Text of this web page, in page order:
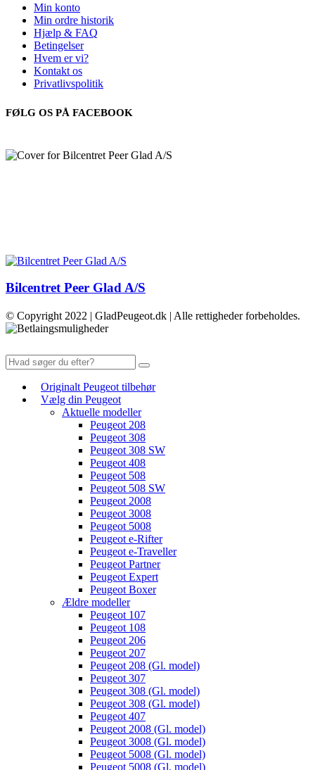
Min konto
Min ordre historik
Hjælp & FAQ
Betingelser
Hvem er vi?
Kontakt os
Privatlivspolitik
FØLG OS PÅ FACEBOOK
Bilcentret Peer Glad A/S
© Copyright 2022 | GladPeugeot.dk | Alle rettigheder forbeholdes.
Originalt Peugeot tilbehør
Vælg din Peugeot
Aktuelle modeller
Peugeot 208
Peugeot 308
Peugeot 308 SW
Peugeot 408
Peugeot 508
Peugeot 508 SW
Peugeot 2008
Peugeot 3008
Peugeot 5008
Peugeot e-Rifter
Peugeot e-Traveller
Peugeot Partner
Peugeot Expert
Peugeot Boxer
Ældre modeller
Peugeot 107
Peugeot 108
Peugeot 206
Peugeot 207
Peugeot 208 (Gl. model)
Peugeot 307
Peugeot 308 (Gl. model)
Peugeot 308 (Gl. model)
Peugeot 407
Peugeot 2008 (Gl. model)
Peugeot 3008 (Gl. model)
Peugeot 5008 (Gl. model)
Peugeot 5008 (Gl. model)